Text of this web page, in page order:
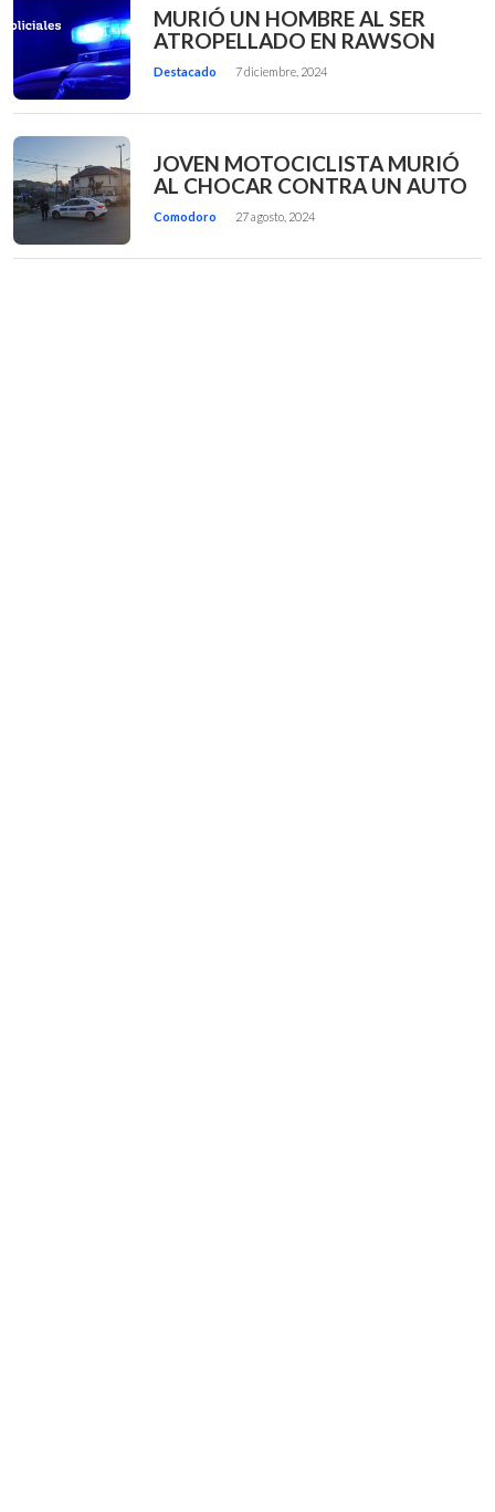
MURIÓ UN HOMBRE AL SER
ATROPELLADO EN RAWSON
Destacado 7 diciembre, 2024
JOVEN MOTOCICLISTA MURIÓ
AL CHOCAR CONTRA UN AUTO
Comodoro 27 agosto, 2024